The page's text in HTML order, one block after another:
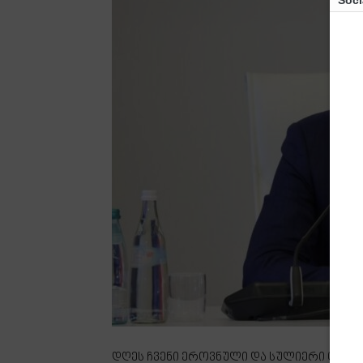
დღეს ჩვენი ეროვნული და სულიერი